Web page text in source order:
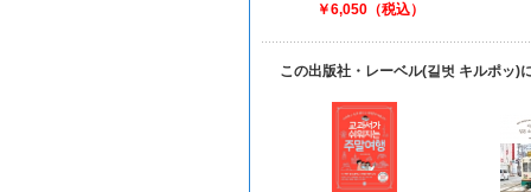
￥6,050（税込）
この出版社・レーベル(길벗 キルポッ)